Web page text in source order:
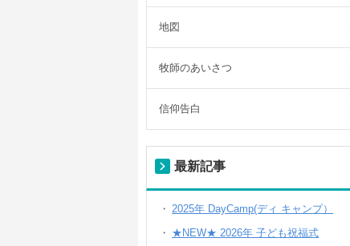
地図
牧師のあいさつ
信仰告白
最新記事
2025年 DayCamp(ディ キャンプ）
★NEW★ 2026年 子ども祝福式